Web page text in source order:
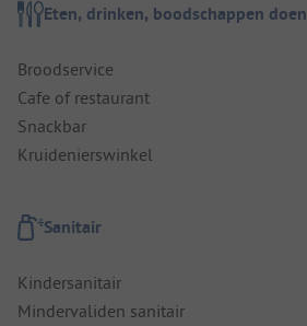
Eten, drinken, boodschappen doen
Broodservice
Cafe of restaurant
Snackbar
Kruidenierswinkel
Sanitair
Kindersanitair
Mindervaliden sanitair